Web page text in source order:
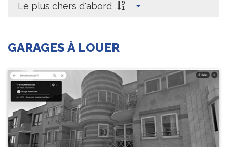
Le plus chers d'abord
GARAGES À LOUER